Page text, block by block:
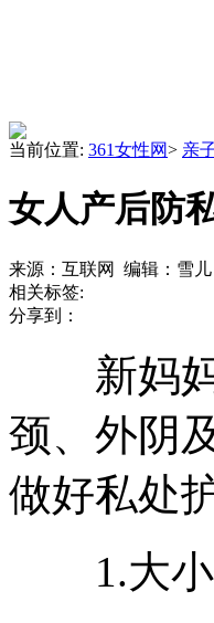
当前位置: 361女性网> 亲
女人产后防
来源：互联网 编辑：雪儿
相关标签:
分享到：
新妈妈
颈、外阴
做好私处
1.大小